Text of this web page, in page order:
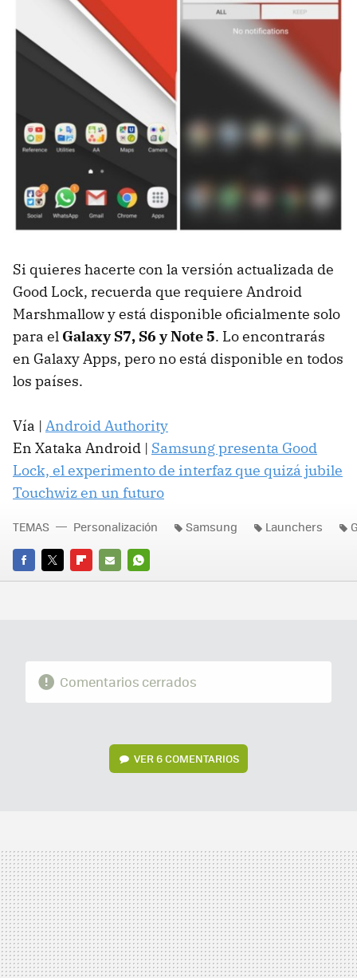
Si quieres hacerte con la versión actualizada de
Good Lock, recuerda que requiere Android
Marshmallow y está disponible oficialmente solo
para el Galaxy S7, S6 y Note 5. Lo encontrarás
en Galaxy Apps, pero no está disponible en todos
los países.
Vía | Android Authority
En Xataka Android | Samsung presenta Good
Lock, el experimento de interfaz que quizá jubile
Touchwiz en un futuro
FACEBOOK
TWITTERFLIPBOARD
E-
WHATSAPP
TEMAS Personalización Samsung Launchers
Comentarios cerrados
VER6 COMENTARIOS